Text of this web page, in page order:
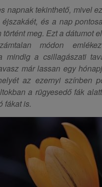
napnak tekinthető, mivel
és a nap
meg. Ezt a dátumot
módon
mindig a csillagászati
már lassan egy
az ezernyi színben
a rügyesedő fák
fákat is.